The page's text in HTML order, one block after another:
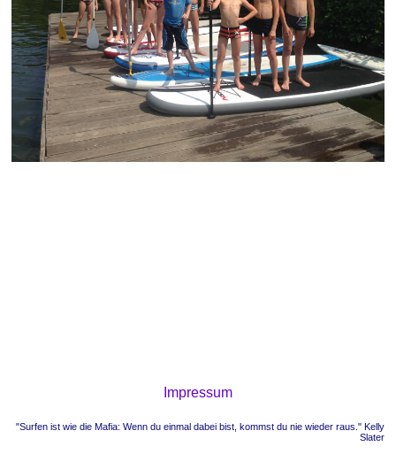
Impressum
"Surfen ist wie die Mafia: Wenn du einmal dabei bist, kommst du nie wieder raus." Kelly
Slater